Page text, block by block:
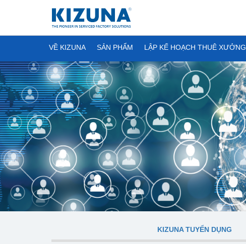
VỀ KIZUNA SẢN PHẨM LẬP KẾ HOẠCH THUÊ XƯỞNG
KIZUNA TUYỂN DỤNG